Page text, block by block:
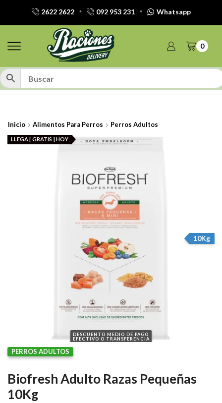
2622 2622 092 953 231 Whatsapp
0
Inicio Alimentos Para Perros Perros Adultos
DESCUENTO MEDIO DE PAGO
EFECTIVO O TRANSFERENCIA
10Kg
LLEGA [ GRATIS ] HOY
PERROS ADULTOS
Biofresh Adulto Razas Pequeñas
10Kg